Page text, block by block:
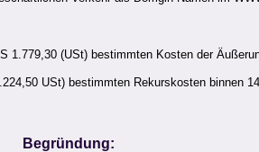
(USt) bestimmten Kosten der
USt) bestimmten Rekurskosten binnen
Begründung: